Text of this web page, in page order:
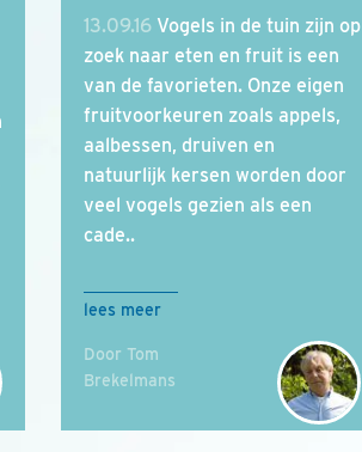
13.09.16 Vogels in de tuin zijn op
zoek naar eten en fruit is een
van de favorieten. Onze eigen
fruitvoorkeuren zoals appels,
aalbessen, druiven en
natuurlijk kersen worden door
veel vogels gezien als een
cade..
lees meer
Door Tom
Brekelmans